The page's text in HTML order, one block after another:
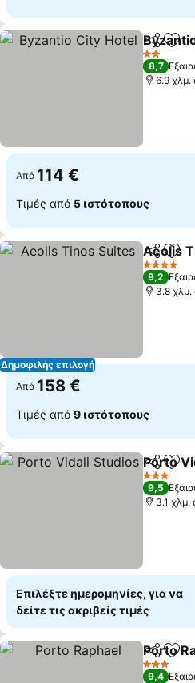
2 Αστέρια
8,7
6.9 χλμ.
Από 114 €
Τιμές από 5 ιστότοπους
Δημοφιλής επιλογή
Aeolis
4 Αστέρια
9,2
3.8
Από 158 €
Τιμές από 9 ιστότοπους
Porto
3 Αστέρια
9,5
3.1
Επιλέξτε ημερομηνίες, για να
δείτε τις ακριβείς τιμές
Porto
3 Αστέρια
9,4